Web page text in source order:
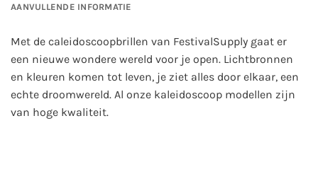
AANVULLENDE INFORMATIE
Met de caleidoscoopbrillen van FestivalSupply gaat er
een nieuwe wondere wereld voor je open. Lichtbronnen
en kleuren komen tot leven, je ziet alles door elkaar, een
echte droomwereld. Al onze kaleidoscoop modellen zijn
van hoge kwaliteit.